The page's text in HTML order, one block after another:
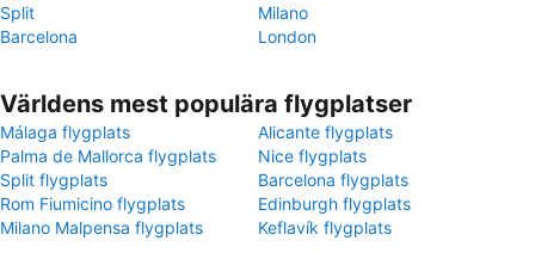
Split
Milano
Barcelona
London
Världens mest populära flygplatser
Málaga flygplats
Alicante flygplats
Palma de Mallorca flygplats
Nice flygplats
Split flygplats
Barcelona flygplats
Rom Fiumicino flygplats
Edinburgh flygplats
Milano Malpensa flygplats
Keflavík flygplats